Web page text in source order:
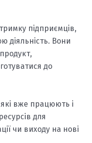
підприємців,
діяльність. Вони
до
які вже працюють і
для
чи виходу на нові